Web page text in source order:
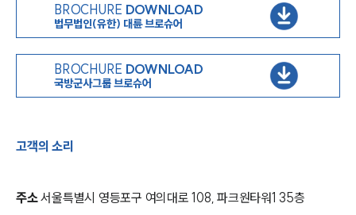
BROCHURE DOWNLOAD
법무법인(유한) 대륜 브로슈어
BROCHURE DOWNLOAD
국방군사그룹 브로슈어
고객의 소리
주소서울특별시 영등포구 여의대로 108, 파크원타워1 35층